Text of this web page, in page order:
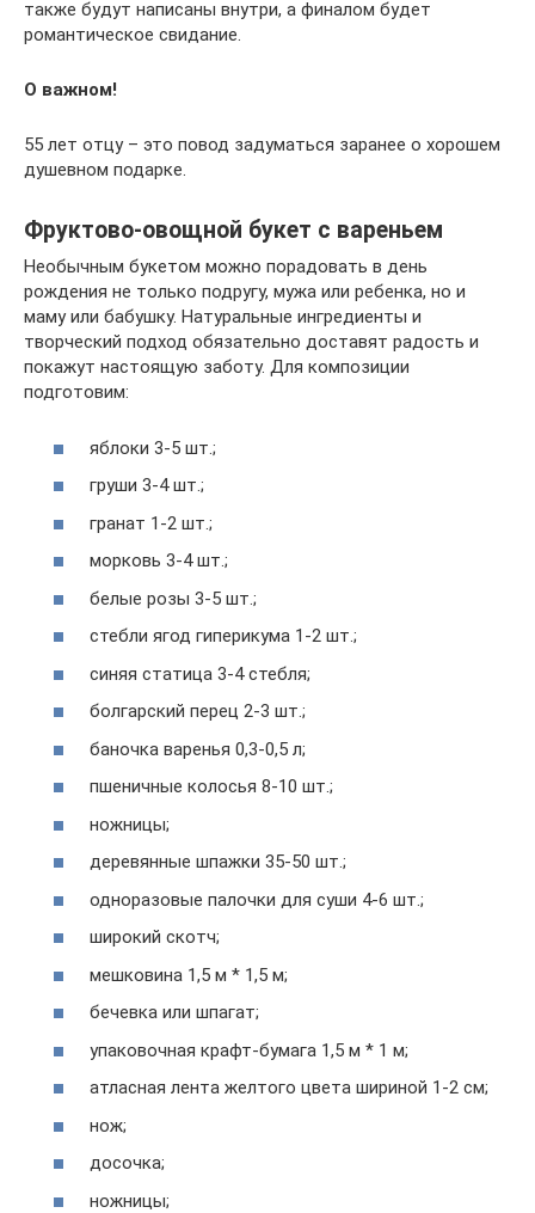
также будут написаны внутри, а финалом будет
романтическое свидание.
О важном!
55 лет отцу – это повод задуматься заранее о хорошем
душевном подарке.
Фруктово-овощной букет с вареньем
Необычным букетом можно порадовать в день
рождения не только подругу, мужа или ребенка, но и
маму или бабушку. Натуральные ингредиенты и
творческий подход обязательно доставят радость и
покажут настоящую заботу. Для композиции
подготовим:
яблоки 3-5 шт.;
груши 3-4 шт.;
гранат 1-2 шт.;
морковь 3-4 шт.;
белые розы 3-5 шт.;
стебли ягод гиперикума 1-2 шт.;
синяя статица 3-4 стебля;
болгарский перец 2-3 шт.;
баночка варенья 0,3-0,5 л;
пшеничные колосья 8-10 шт.;
ножницы;
деревянные шпажки 35-50 шт.;
одноразовые палочки для суши 4-6 шт.;
широкий скотч;
мешковина 1,5 м * 1,5 м;
бечевка или шпагат;
упаковочная крафт-бумага 1,5 м * 1 м;
атласная лента желтого цвета шириной 1-2 см;
нож;
досочка;
ножницы;